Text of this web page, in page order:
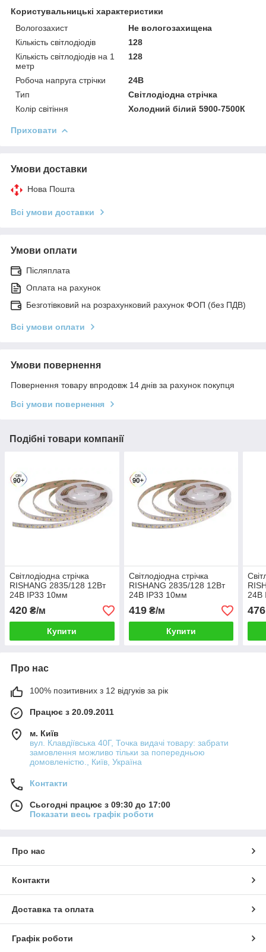
Користувальницькі характеристики
Вологозахист
Не вологозахищена
Кількість світлодіодів
128
Кількість світлодіодів на 1
метр
128
Робоча напруга стрічки
24В
Тип
Світлодіодна стрічка
Колір світіння
Холодний білий 5900-7500К
Приховати
Умови доставки
Нова Пошта
Всі умови доставки
Умови оплати
Післяплата
Оплата на рахунок
Безготівковий на розрахунковий рахунок ФОП (без ПДВ)
Всі умови оплати
Умови повернення
Повернення товару впродовж 14 днів за рахунок покупця
Всі умови повернення
Подібні товари компанії
Світлодіодна стрічка
RISHANG 2835/128 12Вт
24В IP33 10мм
Нейтральний білий 5000К
CRI90
420 ₴/м
Купити
Світлодіодна стрічка
RISHANG 2835/128 12Вт
24В IP33 10мм
Нейтральний білий 4000К
CRI90
419₴/м
Купити
24В
476
Про нас
100% позитивних з 12 відгуків за рік
Працює з 20.09.2011
м. Київ
вул. Клавдіївська 40Г, Точка видачі товару: забрати
замовлення можливо тільки за попередньою
домовленістю., Київ, Україна
Контакти
Сьогодні працює з 09:30 до 17:00
Показати весь графік роботи
Про нас
Контакти
Доставка та оплата
Графік роботи